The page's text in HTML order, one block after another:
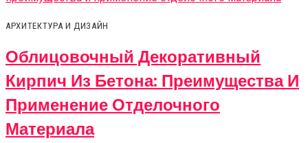
АРХИТЕКТУРА И ДИЗАЙН
Облицовочный Декоративный
Кирпич Из Бетона: Преимущества И
Применение Отделочного
Материала